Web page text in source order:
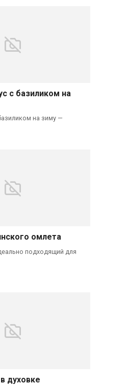
с базиликом на
на зиму —
омлета
подходящий для
духовке